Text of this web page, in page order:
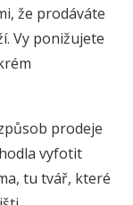
že prodáváte
Vy ponižujete
prodeje
vyfotit
tu tvář, které